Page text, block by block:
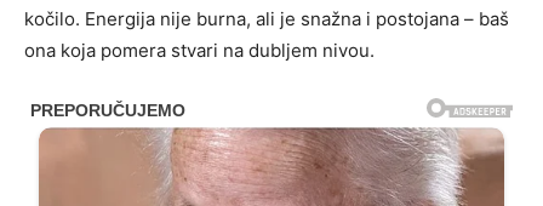
kočilo. Energija nije burna, ali je snažna i postojana – baš
ona koja pomera stvari na dubljem nivou.